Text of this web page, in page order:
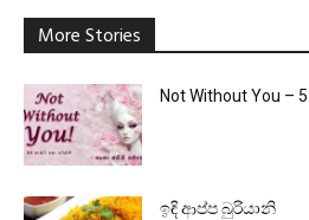
More Stories
Not Without You – 5
ඉඳි ආප්ප බුරියානි